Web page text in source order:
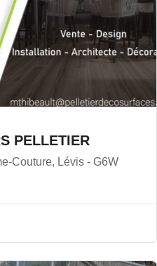
PELLETIER
Couture, Lévis - G6W